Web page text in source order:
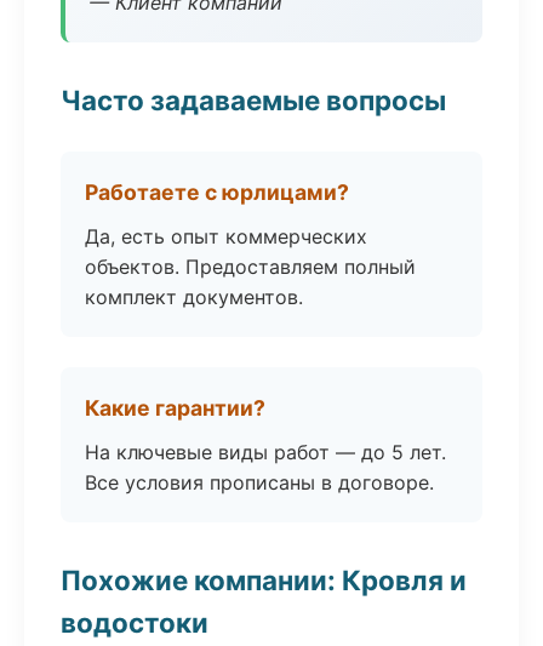
Часто задаваемые вопросы
Работаете с юрлицами?
Да, есть опыт коммерческих
объектов. Предоставляем полный
комплект документов.
Какие гарантии?
На ключевые виды работ — до 5 лет.
Все условия прописаны в договоре.
Похожие компании: Кровля и
водостоки